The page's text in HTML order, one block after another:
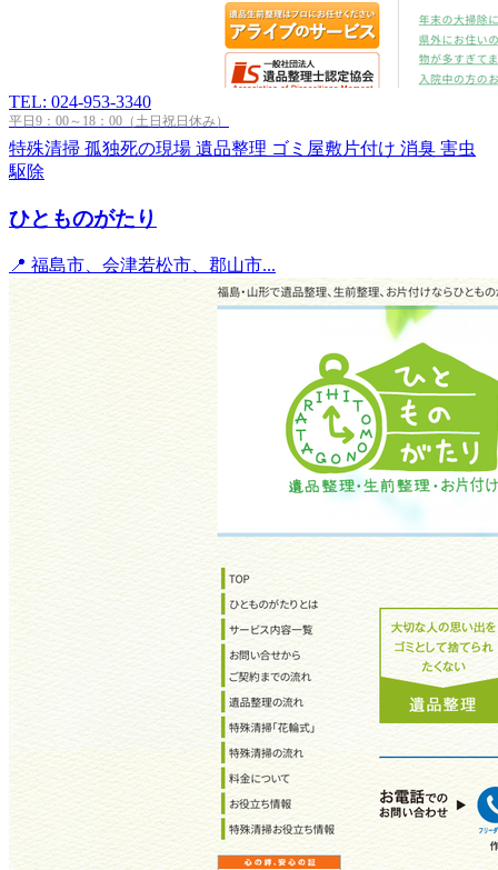
TEL: 024-953-3340
平日9：00～18：00（土日祝日休み）
特殊清掃 孤独死の現場 遺品整理 ゴミ屋敷片付け 消臭 害虫
駆除
ひとものがたり
📍 福島市、会津若松市、郡山市...